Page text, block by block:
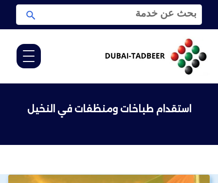
ب
ث
ع
:
ب
ح
ث
استقدام طباخات ومنظفات في النخيل